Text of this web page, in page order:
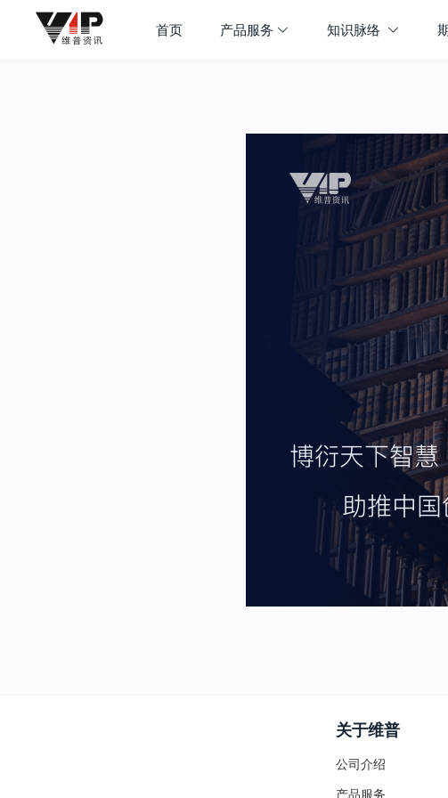
首页 产品服务 知识脉络
关于维普
公司介绍
产品服务